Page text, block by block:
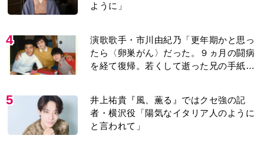
ように」
4
演歌歌手・市川由紀乃「更年期かと思っ
たら〈卵巣がん〉だった。９ヵ月の闘病
を経て復帰。若くして逝った兄の手紙を
5
井上祐貴『風、薫る』ではクセ強の記
者・横沢役「陽気なイタリア人のように
と言われて」